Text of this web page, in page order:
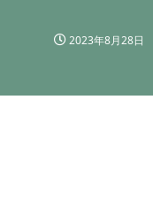
2023年8月28日